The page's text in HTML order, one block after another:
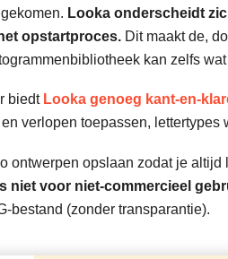
Looka onderscheidt
opstartproces. Dit maakt de,
kan zelfs
biedt Looka genoeg kant-en-
verlopen toepassen,
ontwerpen opslaan zodat je altijd
niet voor niet-commercieel
bestand (zonder transparantie).